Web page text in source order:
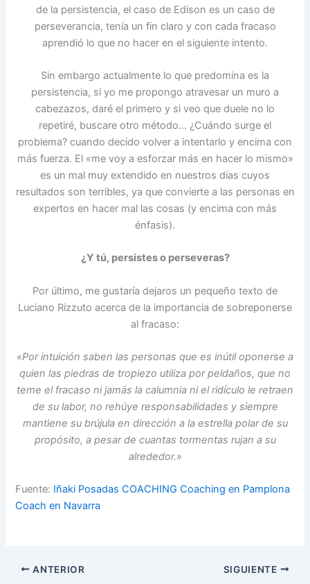
de la persistencia, el caso de Edison es un caso de
perseverancia, tenía un fin claro y con cada fracaso
aprendió lo que no hacer en el siguiente intento.
Sin embargo actualmente lo que predomina es la
persistencia, si yo me propongo atravesar un muro a
cabezazos, daré el primero y si veo que duele no lo
repetiré, buscare otro método… ¿Cuándo surge el
problema? cuando decido volver a intentarlo y encima con
más fuerza. El «me voy a esforzar más en hacer lo mismo»
es un mal muy extendido en nuestros días cuyos
resultados son terribles, ya que convierte a las personas en
expertos en hacer mal las cosas (y encima con más
énfasis).
¿Y tú, persistes o perseveras?
Por último, me gustaría dejaros un pequeño texto de
Luciano Rizzuto acerca de la importancia de sobreponerse
al fracaso:
«Por intuición saben las personas que es inútil oponerse a
quien las piedras de tropiezo utiliza por peldaños, que no
teme el fracaso ni jamás la calumnia ni el ridículo le retraen
de su labor, no rehúye responsabilidades y siempre
mantiene su brújula en dirección a la estrella polar de su
propósito, a pesar de cuantas tormentas rujan a su
alrededor.»
Fuente: Iñaki Posadas COACHING Coaching en Pamplona
Coach en Navarra
ANTERIOR SIGUIENTE